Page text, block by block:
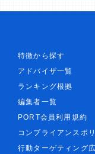
特徴から探す
アドバイザ一覧
ランキング根拠
編集者一覧
PORT会員利用規約
コンプライアンスポ
行動ターゲティング